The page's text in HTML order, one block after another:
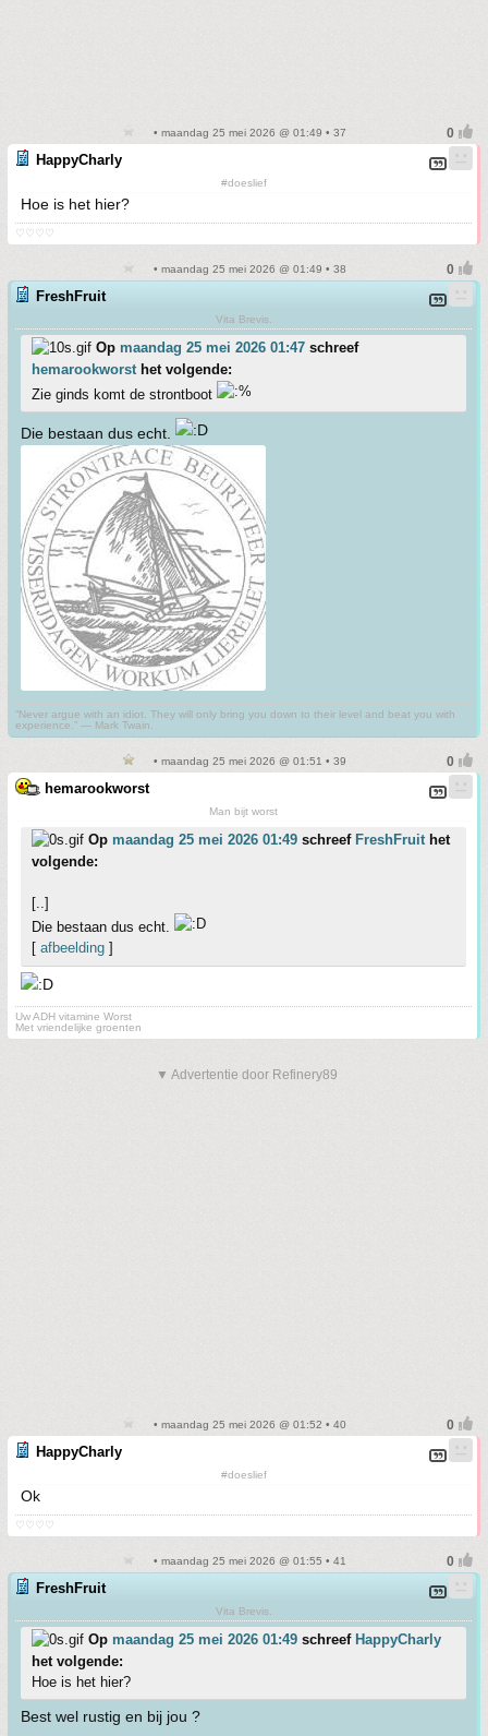
• maandag 25 mei 2026 @ 01:49 • 37
HappyCharly
#doeslief
Hoe is het hier?
♡♡♡♡
• maandag 25 mei 2026 @ 01:49 • 38
FreshFruit
Vita Brevis.
Op maandag 25 mei 2026 01:47 schreef
hemarookworsthet volgende:
Zie ginds komt de strontboot
Die bestaan dus echt.
“Never argue with an idiot. They will only bring you down to their level and beat you with
experience.” ― Mark Twain.
• maandag 25 mei 2026 @ 01:51 • 39
hemarookworst
Man bijt worst
Op maandag 25 mei 2026 01:49 schreef FreshFruithet
volgende:
[..]
Die bestaan dus echt.
[ afbeelding ]
Uw ADH vitamine Worst
Met vriendelijke groenten
▼ Advertentie door Refinery89
• maandag 25 mei 2026 @ 01:52 • 40
HappyCharly
#doeslief
Ok
♡♡♡♡
• maandag 25 mei 2026 @ 01:55 • 41
FreshFruit
Vita Brevis.
Op maandag 25 mei 2026 01:49 schreef HappyCharly
het volgende:
Hoe is het hier?
Best wel rustig en bij jou ?